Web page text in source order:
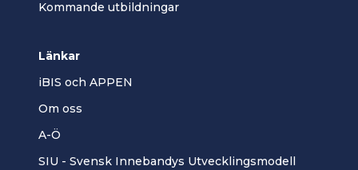
Kommande utbildningar
Länkar
iBIS och APPEN
Om oss
A-Ö
SIU - Svensk Innebandys Utvecklingsmodell